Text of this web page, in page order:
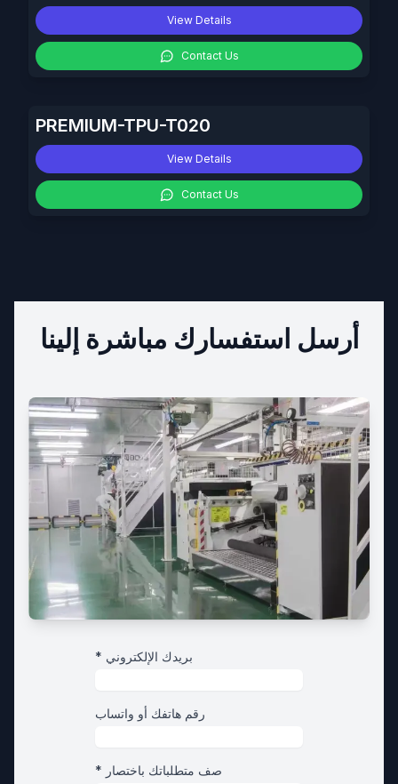
View Details
Contact Us
PREMIUM-TPU-T020
View Details
Contact Us
أرسل استفسارك مباشرة إلينا
* بريدك الإلكتروني
رقم هاتفك أو واتساب
* صف متطلباتك باختصار